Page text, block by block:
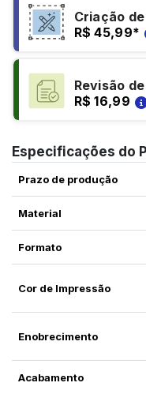
Criação
R$ 45,99*
Revisão
R$ 16,99
Especificações do
Prazo de produção
Material
Formato
Cor de Impressão
Enobrecimento
Acabamento